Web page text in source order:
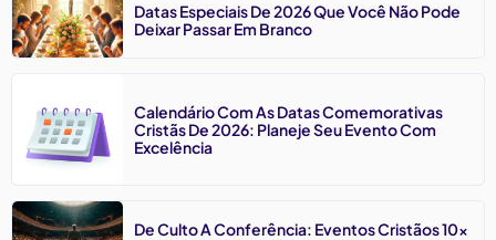
Datas Especiais De 2026 Que Você Não Pode
Deixar Passar Em Branco
Calendário Com As Datas Comemorativas
Cristãs De 2026: Planeje Seu Evento Com
Excelência
De Culto A Conferência: Eventos Cristãos 10x